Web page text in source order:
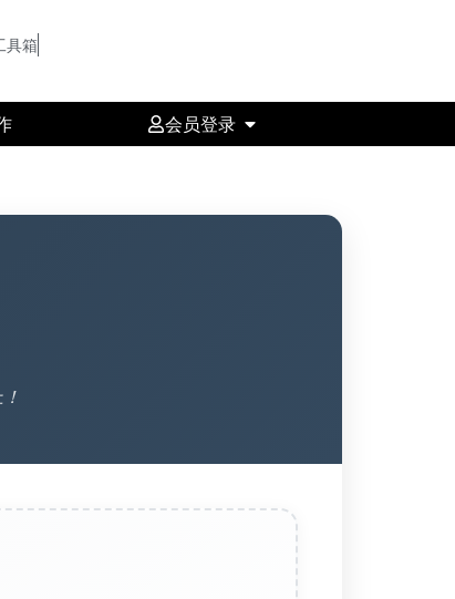
具箱
会员登录